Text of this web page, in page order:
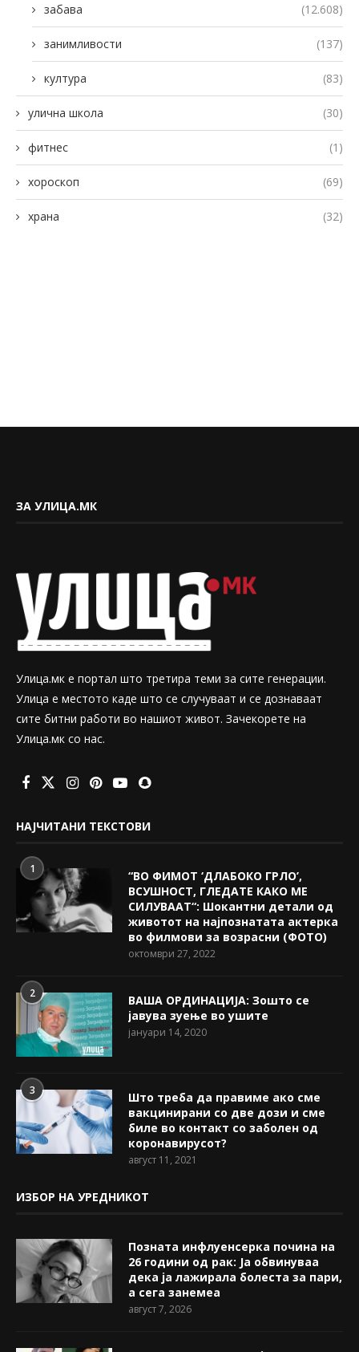
забава (12.608)
занимливости (137)
култура (83)
улична школа (30)
фитнес (1)
хороскоп (69)
храна (32)
ЗА УЛИЦА.МК
Улица.мк е портал што третира теми за сите генерации.
Улица е местото каде што се случуваат и се дознаваат
сите битни работи во нашиот живот. Зачекорете на
Улица.мк со нас.
НАЈЧИТАНИ ТЕКСТОВИ
1
“ВО ФИМОТ ‘ДЛАБОКО ГРЛО’,
ВСУШНОСТ, ГЛЕДАТЕ КАКО МЕ
СИЛУВААТ“: Шокантни детали од
животот на најпознатата актерка
во филмови за возрасни (ФОТО)
октомври 27, 2022
2
ВАША ОРДИНАЦИЈА: Зошто се
јавува зуење во ушите
јануари 14, 2020
3
Што треба да правиме ако сме
вакцинирани со две дози и сме
биле во контакт со заболен од
коронавирусот?
август 11, 2021
ИЗБОР НА УРЕДНИКОТ
Позната инфлуенсерка почина на
26 години од рак: Ја обвинуваа
дека ја лажирала болеста за пари,
а сега занемеа
август 7, 2026